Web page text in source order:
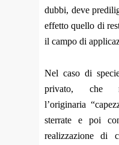
dubbi, deve
effetto quello di
il campo di
Nel caso di
privato, che
l’originaria
sterrate e poi
realizzazione di